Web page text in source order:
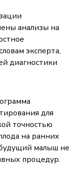
анализы на
эксперта,
диагностики
для
точностью
на ранних
малыш не
процедур.